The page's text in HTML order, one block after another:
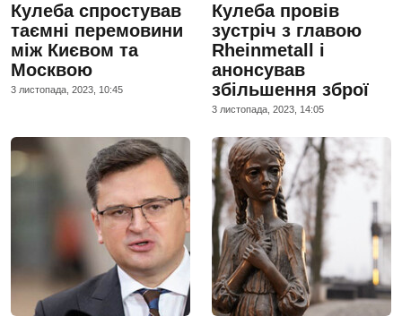
Кулеба спростував
таємні перемовини
між Києвом та
Москвою
3 листопада, 2023, 10:45
Кулеба провів
зустріч з главою
Rheinmetall і
анонсував
збільшення зброї
3 листопада, 2023, 14:05